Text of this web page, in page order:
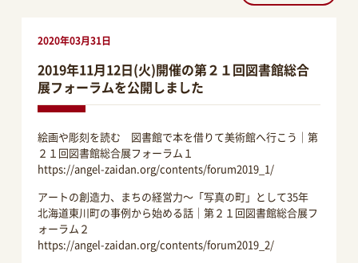
2020年03月31日
2019年11月12日(火)開催の第２１回図書館総合
展フォーラムを公開しました
絵画や彫刻を読む 図書館で本を借りて美術館へ行こう｜第
２１回図書館総合展フォーラム１
https://angel-zaidan.org/contents/forum2019_1/
アートの創造力、まちの経営力～「写真の町」として35年
北海道東川町の事例から始める話｜第２１回図書館総合展フ
ォーラム２
https://angel-zaidan.org/contents/forum2019_2/